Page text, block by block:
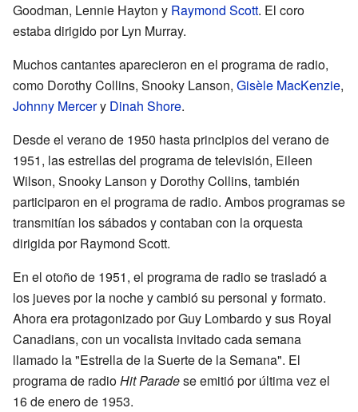
Goodman, Lennie Hayton y Raymond Scott. El coro
estaba dirigido por Lyn Murray.
Muchos cantantes aparecieron en el programa de radio,
como Dorothy Collins, Snooky Lanson, Gisèle MacKenzie,
Johnny Mercery Dinah Shore.
Desde el verano de 1950 hasta principios del verano de
1951, las estrellas del programa de televisión, Eileen
Wilson, Snooky Lanson y Dorothy Collins, también
participaron en el programa de radio. Ambos programas se
transmitían los sábados y contaban con la orquesta
dirigida por Raymond Scott.
En el otoño de 1951, el programa de radio se trasladó a
los jueves por la noche y cambió su personal y formato.
Ahora era protagonizado por Guy Lombardo y sus Royal
Canadians, con un vocalista invitado cada semana
llamado la "Estrella de la Suerte de la Semana". El
programa de radioHit Paradese emitió por última vez el
16 de enero de 1953.